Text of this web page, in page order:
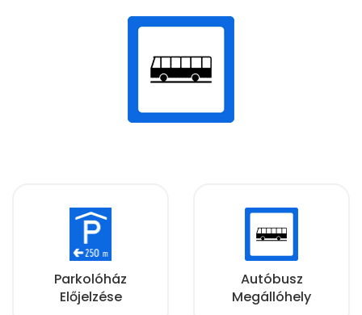
Parkolóház
Előjelzése
Autóbusz
Megállóhely